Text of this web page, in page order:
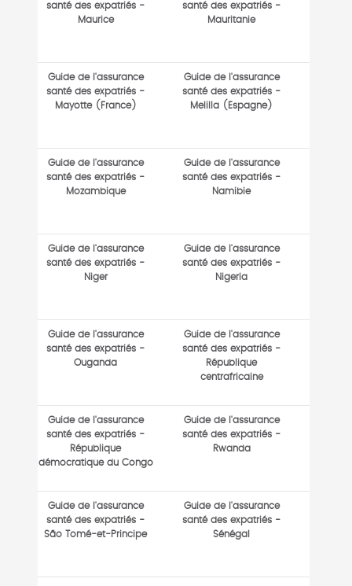
santé des expatriés -
Maurice
santé des expatriés -
Mauritanie
Guide de l'assurance
santé des expatriés -
Mayotte (France)
Guide de l'assurance
santé des expatriés -
Melilla (Espagne)
Guide de l'assurance
santé des expatriés -
Mozambique
Guide de l'assurance
santé des expatriés -
Namibie
Guide de l'assurance
santé des expatriés -
Niger
Guide de l'assurance
santé des expatriés -
Nigeria
Guide de l'assurance
santé des expatriés -
Ouganda
Guide de l'assurance
santé des expatriés -
République
centrafricaine
Guide de l'assurance
santé des expatriés -
République
démocratique du Congo
Guide de l'assurance
santé des expatriés -
Rwanda
Guide de l'assurance
santé des expatriés -
São Tomé-et-Principe
Guide de l'assurance
santé des expatriés -
Sénégal